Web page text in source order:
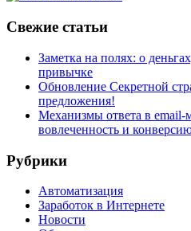
Свежие статьи
Заметка на полях: о
привычке
Обновление Секретной
предложения!
Механизмы ответа в email-
вовлеченность и
Рубрики
Автоматизация
Заработок в Интернете
Новости